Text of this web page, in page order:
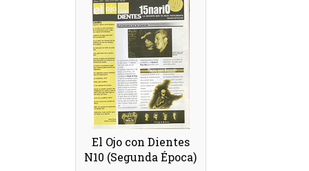
El Ojo con Dientes
N10 (Segunda Época)